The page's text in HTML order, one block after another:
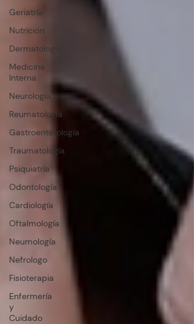
Geriatría
Nutrición
Dermatología
Medicina
Interna
Neurología
Reumatología
Gastroenterología
Traumatología
Psiquiatría
Odontología
Cardiología
Oftalmología
Neumología
Nefrologo
Fisioterapia
Enfermería
y
Cuidado